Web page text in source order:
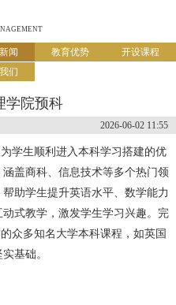
闻 教育优势
开设课程
们
学院预科
2026-06-02 11:55
为学生顺利进入本科学习搭建的优
盖商科、信息技术等多个热门领
助学生提升英语水平、数学能力
式教学，激发学生学习兴趣。完
众多知名大学本科课程，如英国
基础。